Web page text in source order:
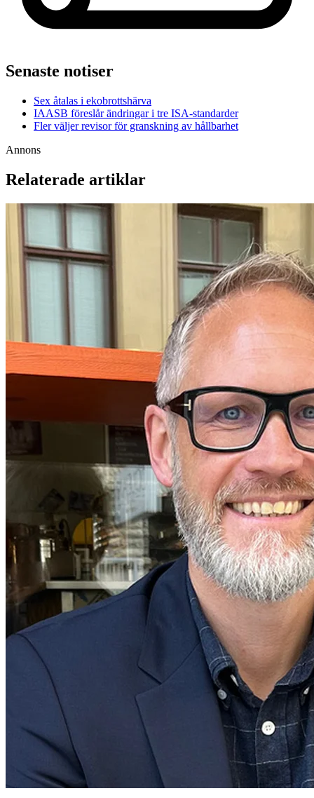
Senaste notiser
Sex åtalas i ekobrottshärva
IAASB föreslår ändringar i tre ISA-standarder
Fler väljer revisor för granskning av hållbarhet
Annons
Relaterade artiklar